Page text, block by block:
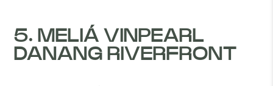
5. MELIÁ VINPEARL
DANANG RIVERFRONT